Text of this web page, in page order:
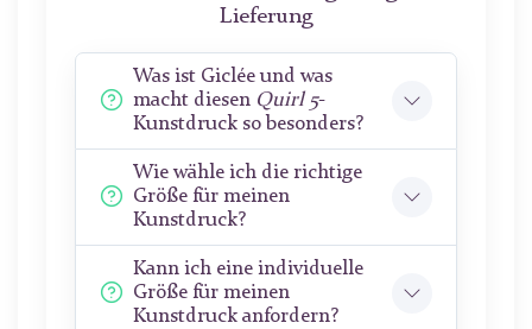
Lieferung
Was ist Giclée und was
macht diesen Quirl 5-
Kunstdruck so besonders?
Wie wähle ich die richtige
Größe für meinen
Kunstdruck?
Kann ich eine individuelle
Größe für meinen
Kunstdruck anfordern?